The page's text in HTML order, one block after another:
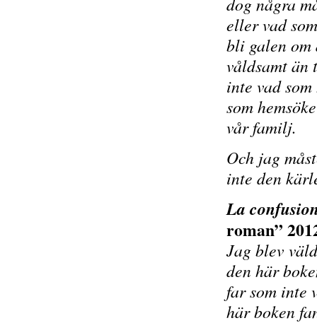
eller vad
bli galen om
våldsamt än
inte vad
som
vår familj.
Och jag
inte den
La
roman”
Jag blev
den här
far som inte
här boken